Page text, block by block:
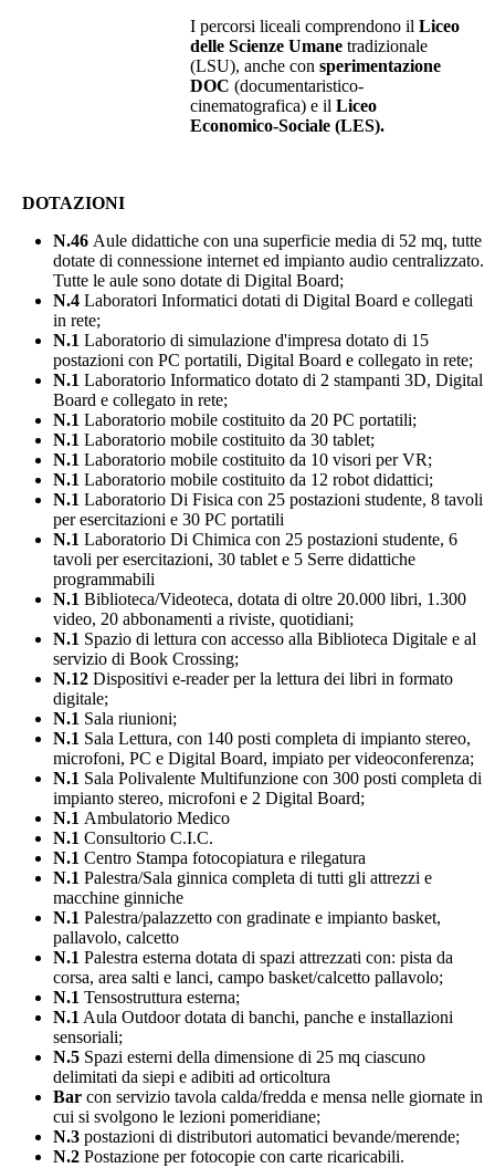
I percorsi liceali comprendono il Liceo
delle Scienze Umane tradizionale
(LSU), anche con sperimentazione
DOC (documentaristico-
cinematografica) e il Liceo
Economico-Sociale (LES).
DOTAZIONI
N.46 Aule didattiche con una superficie media di 52 mq, tutte
dotate di connessione internet ed impianto audio centralizzato.
Tutte le aule sono dotate di Digital Board;
N.4 Laboratori Informatici dotati di Digital Board e collegati
in rete;
N.1 Laboratorio di simulazione d'impresa dotato di 15
postazioni con PC portatili, Digital Board e collegato in rete;
N.1 Laboratorio Informatico dotato di 2 stampanti 3D, Digital
Board e collegato in rete;
N.1 Laboratorio mobile costituito da 20 PC portatili;
N.1 Laboratorio mobile costituito da 30 tablet;
N.1 Laboratorio mobile costituito da 10 visori per VR;
N.1 Laboratorio mobile costituito da 12 robot didattici;
N.1 Laboratorio Di Fisica con 25 postazioni studente, 8 tavoli
per esercitazioni e 30 PC portatili
N.1 Laboratorio Di Chimica con 25 postazioni studente, 6
tavoli per esercitazioni, 30 tablet e 5 Serre didattiche
programmabili
N.1 Biblioteca/Videoteca, dotata di oltre 20.000 libri, 1.300
video, 20 abbonamenti a riviste, quotidiani;
N.1 Spazio di lettura con accesso alla Biblioteca Digitale e al
servizio di Book Crossing;
N.12 Dispositivi e-reader per la lettura dei libri in formato
digitale;
N.1 Sala riunioni;
N.1 Sala Lettura, con 140 posti completa di impianto stereo,
microfoni, PC e Digital Board, impiato per videoconferenza;
N.1 Sala Polivalente Multifunzione con 300 posti completa di
impianto stereo, microfoni e 2 Digital Board;
N.1 Ambulatorio Medico
N.1 Consultorio C.I.C.
N.1 Centro Stampa fotocopiatura e rilegatura
N.1 Palestra/Sala ginnica completa di tutti gli attrezzi e
macchine ginniche
N.1 Palestra/palazzetto con gradinate e impianto basket,
pallavolo, calcetto
N.1 Palestra esterna dotata di spazi attrezzati con: pista da
corsa, area salti e lanci, campo basket/calcetto pallavolo;
N.1 Tensostruttura esterna;
N.1 Aula Outdoor dotata di banchi, panche e installazioni
sensoriali;
N.5 Spazi esterni della dimensione di 25 mq ciascuno
delimitati da siepi e adibiti ad orticoltura
Bar con servizio tavola calda/fredda e mensa nelle giornate in
cui si svolgono le lezioni pomeridiane;
N.3 postazioni di distributori automatici bevande/merende;
N.2 Postazione per fotocopie con carte ricaricabili.